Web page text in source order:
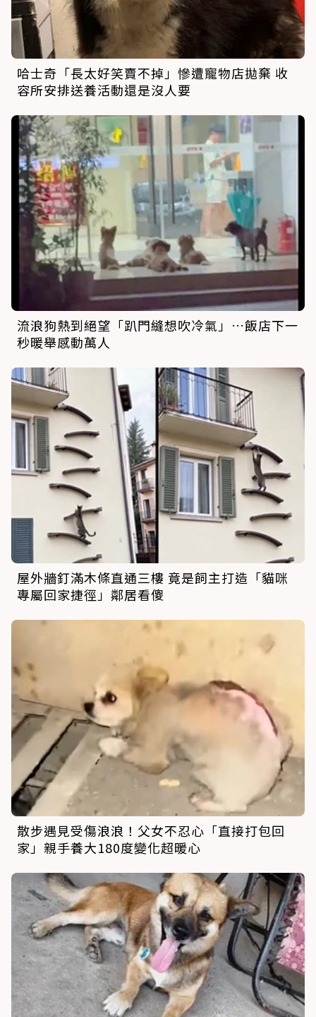
哈士奇「長太好笑賣不掉」慘遭寵物店拋棄 收
容所安排送養活動還是沒人要
流浪狗熱到絕望「趴門縫想吹冷氣」…飯店下一
秒暖舉感動萬人
屋外牆釘滿木條直通三樓 竟是飼主打造「貓咪
專屬回家捷徑」鄰居看傻
散步遇見受傷浪浪！父女不忍心「直接打包回
家」親手養大180度變化超暖心